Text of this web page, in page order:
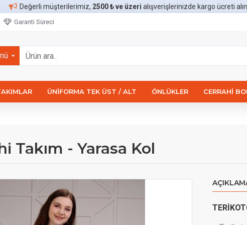
Değerli müşterilerimiz, 2500 ₺ ve üzeri alışverişlerinizde kargo ücreti
Garanti Süreci
ÜNIFORMA TEK ÜST / ALT ÖNLÜKLER CERRAHI
Takım - Yarasa Kol